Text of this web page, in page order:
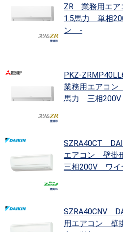
ZR 業務用エ
1.5馬力 単相
ン -
PKZ-
業務用エアコ
馬力 三相
SZRA40CT
エアコン 壁
三相200V ワ
SZRA40CNV
用エアコン